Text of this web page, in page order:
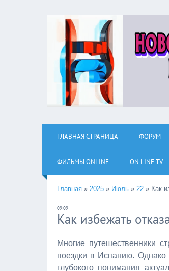
ГЛАВНАЯ СТРАНИЦА ФОРУМ
ФИЛЬМЫ ОNLINE ON LINE TV
Главная » 2025 » Июль » 22 » Как
09:09
Как избежать
Многие путешественники
поездки в Испанию. Однако
глубокого понимания